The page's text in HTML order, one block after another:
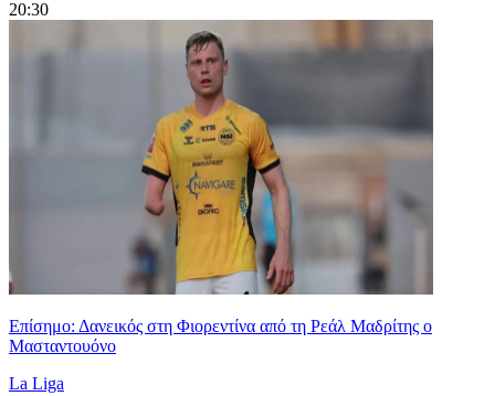
20:30
Επίσημο: Δανεικός στη Φιορεντίνα από τη Ρεάλ Μαδρίτης ο
Μασταντουόνο
La Liga